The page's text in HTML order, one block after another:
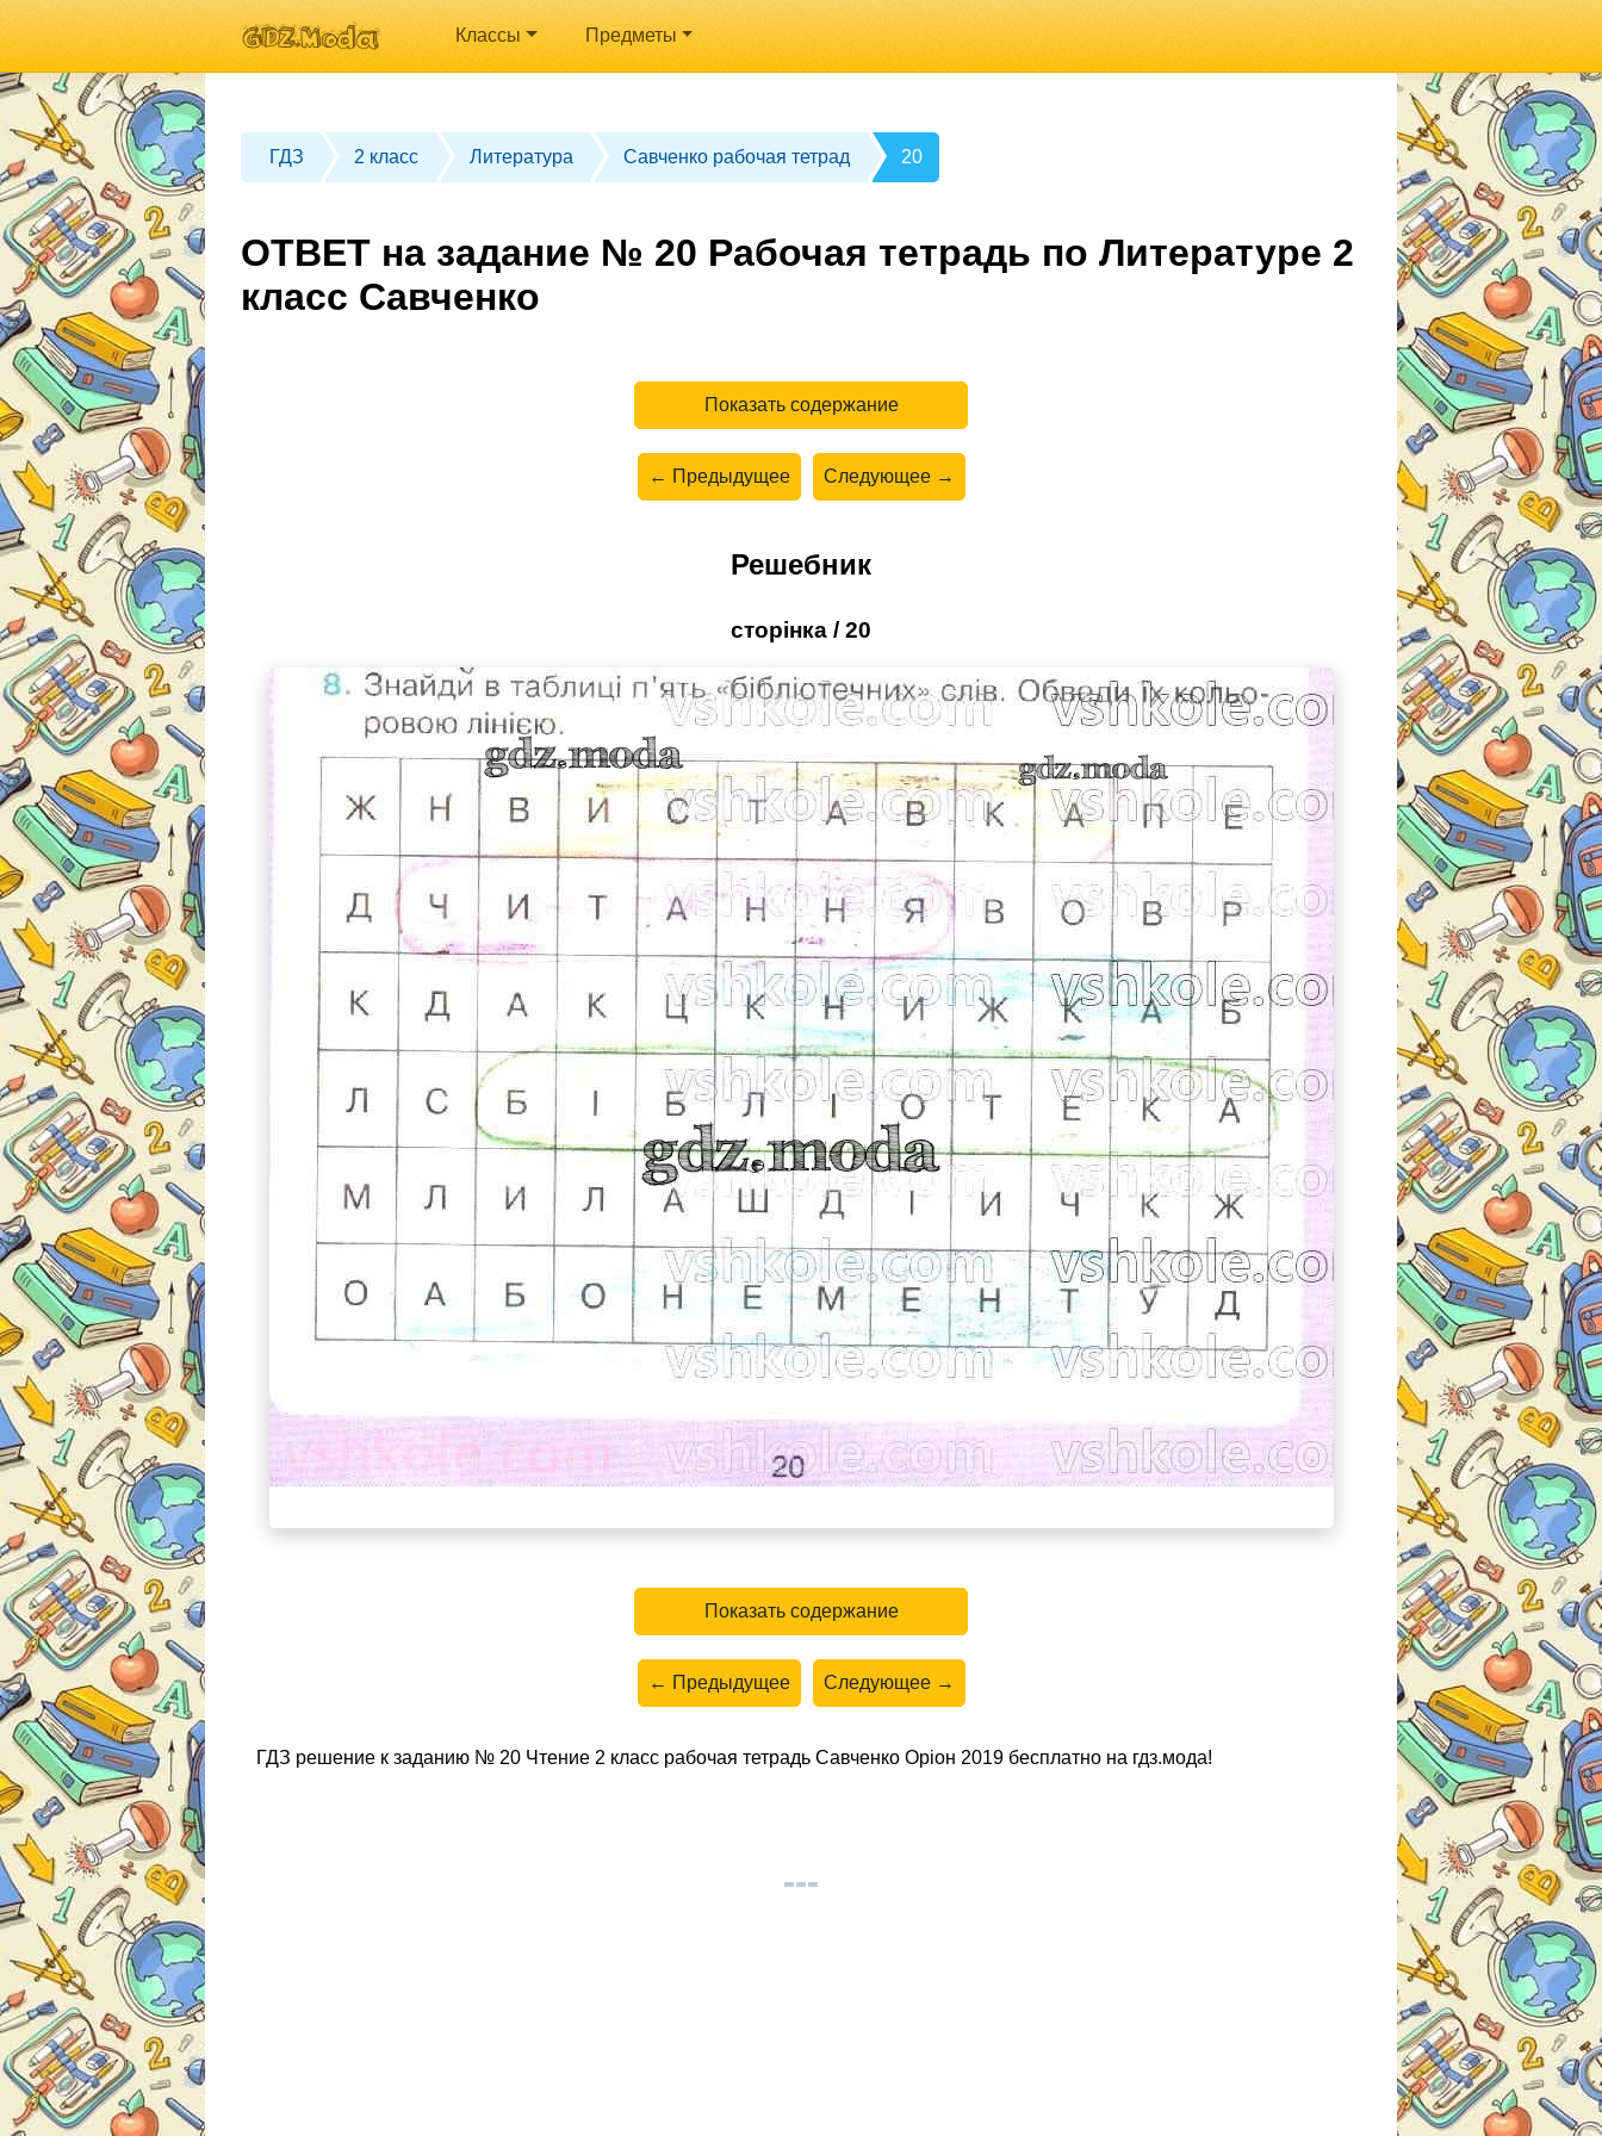
Классы Предметы
ГДЗ 2 класс Литература Савченко рабочая тетрад 20
ОТВЕТ на задание № 20 Рабочая тетрадь по Литературе 2
класс Савченко
Показать содержание
← Предыдущее Следующее →
Решебник
cторінка / 20
Показать содержание
← Предыдущее Следующее →
ГДЗ решение к заданию № 20 Чтение 2 класс рабочая тетрадь Савченко Орiон 2019 бесплатно на гдз.мода!